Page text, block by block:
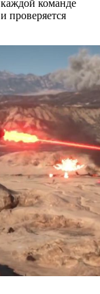
команде
проверяется